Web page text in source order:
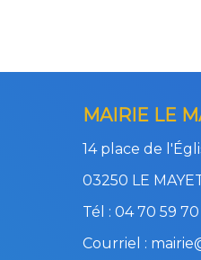
MAIRIE LE
14 place de
03250 LE
Tél : 04 70 59 70
Courriel :